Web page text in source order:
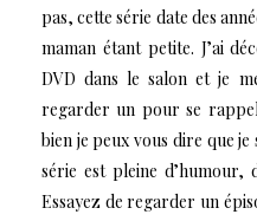
pas, cette série date des
maman étant petite. J’ai
DVD dans le salon et je
regarder un pour se
bien je peux vous dire que
série est pleine d’humour,
Essayez de regarder un